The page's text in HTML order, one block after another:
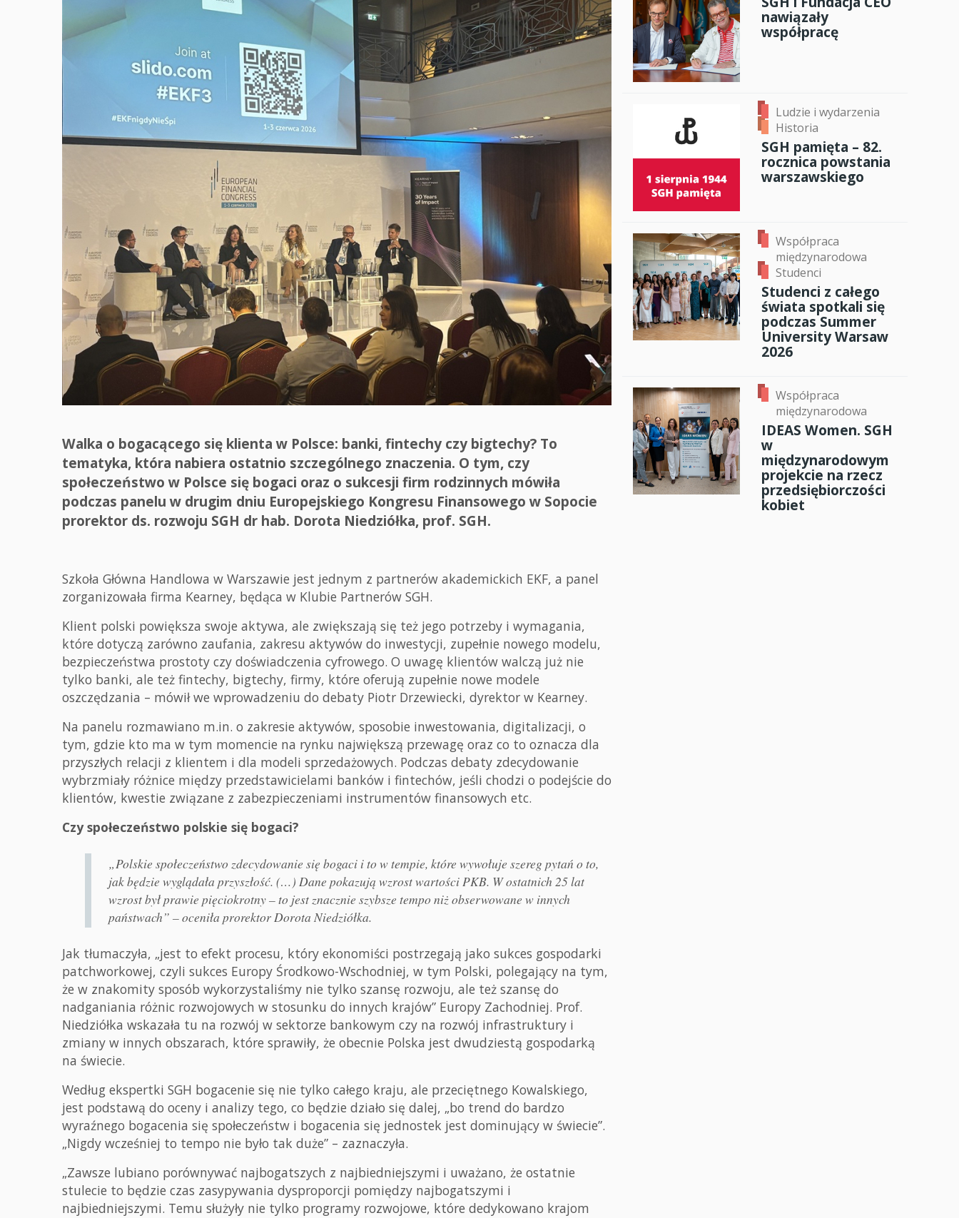
Studenci i doktoranci
Absolwenci
Współpraca międzynarodowa
Współpraca z otoczeniem
Sport
Wspomnienia
Walka o bogacącego się klienta w Polsce: banki, fintechy czy bigtechy? To
tematyka, która nabiera ostatnio szczególnego znaczenia. O tym, czy
społeczeństwo w Polsce się bogaci oraz o sukcesji firm rodzinnych mówiła
podczas panelu w drugim dniu Europejskiego Kongresu Finansowego w Sopocie
prorektor ds. rozwoju SGH dr hab. Dorota Niedziółka, prof. SGH.
Szkoła Główna Handlowa w Warszawie jest jednym z partnerów akademickich EKF, a panel
zorganizowała firma Kearney, będąca w Klubie Partnerów SGH.
Klient polski powiększa swoje aktywa, ale zwiększają się też jego potrzeby i wymagania,
które dotyczą zarówno zaufania, zakresu aktywów do inwestycji, zupełnie nowego modelu,
bezpieczeństwa prostoty czy doświadczenia cyfrowego. O uwagę klientów walczą już nie
tylko banki, ale też fintechy, bigtechy, firmy, które oferują zupełnie nowe modele
oszczędzania – mówił we wprowadzeniu do debaty Piotr Drzewiecki, dyrektor w Kearney.
Na panelu rozmawiano m.in. o zakresie aktywów, sposobie inwestowania, digitalizacji, o
tym, gdzie kto ma w tym momencie na rynku największą przewagę oraz co to oznacza dla
przyszłych relacji z klientem i dla modeli sprzedażowych. Podczas debaty zdecydowanie
wybrzmiały różnice między przedstawicielami banków i fintechów, jeśli chodzi o podejście do
klientów, kwestie związane z zabezpieczeniami instrumentów finansowych etc.
Czy społeczeństwo polskie się bogaci?
„Polskie społeczeństwo zdecydowanie się bogaci i to w tempie, które wywołuje szereg pytań o to,
jak będzie wyglądała przyszłość. (…) Dane pokazują wzrost wartości PKB. W ostatnich 25 lat
wzrost był prawie pięciokrotny – to jest znacznie szybsze tempo niż obserwowane w innych
państwach” – oceniła prorektor Dorota Niedziółka.
Jak tłumaczyła, „jest to efekt procesu, który ekonomiści postrzegają jako sukces gospodarki
patchworkowej, czyli sukces Europy Środkowo-Wschodniej, w tym Polski, polegający na tym,
że w znakomity sposób wykorzystaliśmy nie tylko szansę rozwoju, ale też szansę do
nadganiania różnic rozwojowych w stosunku do innych krajów” Europy Zachodniej. Prof.
Niedziółka wskazała tu na rozwój w sektorze bankowym czy na rozwój infrastruktury i
zmiany w innych obszarach, które sprawiły, że obecnie Polska jest dwudziestą gospodarką
na świecie.
Według ekspertki SGH bogacenie się nie tylko całego kraju, ale przeciętnego Kowalskiego,
jest podstawą do oceny i analizy tego, co będzie działo się dalej, „bo trend do bardzo
wyraźnego bogacenia się społeczeństw i bogacenia się jednostek jest dominujący w świecie”.
„Nigdy wcześniej to tempo nie było tak duże” – zaznaczyła.
„Zawsze lubiano porównywać najbogatszych z najbiedniejszymi i uważano, że ostatnie
stulecie to będzie czas zasypywania dysproporcji pomiędzy najbogatszymi i
najbiedniejszymi. Temu służyły nie tylko programy rozwojowe, które dedykowano krajom
nawiązały
współpracę
Ludzie i wydarzenia
Historia
SGH pamięta – 82.
rocznica powstania
warszawskiego
Współpraca
międzynarodowa
Studenci
Studenci z całego
świata spotkali się
podczas Summer
University Warsaw
2026
Współpraca
międzynarodowa
IDEAS Women. SGH
w
międzynarodowym
projekcie na rzecz
przedsiębiorczości
kobiet